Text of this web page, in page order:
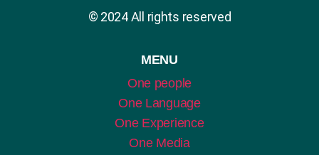
© 2024 All rights reserved
MENU
One people
One Language
One Experience
One Media